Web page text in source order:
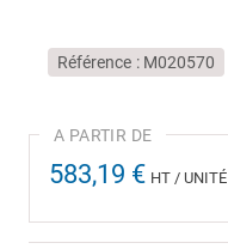
Référence M020570
583,19 € HT / UNITÉ